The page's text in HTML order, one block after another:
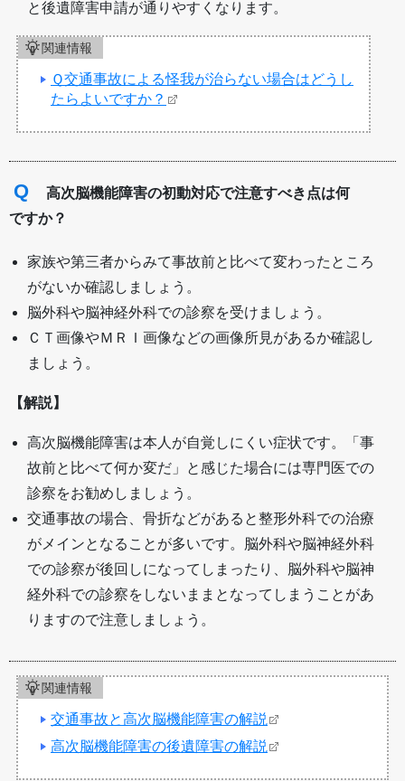
と後遺障害申請が通りやすくなります。
関連情報
Ｑ交通事故による怪我が治らない場合はどうし
たらよいですか？
Q
高次脳機能障害の初動対応で注意すべき点は何
ですか？
家族や第三者からみて事故前と比べて変わったところ
がないか確認しましょう。
脳外科や脳神経外科での診察を受けましょう。
ＣＴ画像やＭＲＩ画像などの画像所見があるか確認し
ましょう。
【解説】
高次脳機能障害は本人が自覚しにくい症状です。「事
故前と比べて何か変だ」と感じた場合には専門医での
診察をお勧めしましょう。
交通事故の場合、骨折などがあると整形外科での治療
がメインとなることが多いです。脳外科や脳神経外科
での診察が後回しになってしまったり、脳外科や脳神
経外科での診察をしないままとなってしまうことがあ
りますので注意しましょう。
関連情報
交通事故と高次脳機能障害の解説
高次脳機能障害の後遺障害の解説